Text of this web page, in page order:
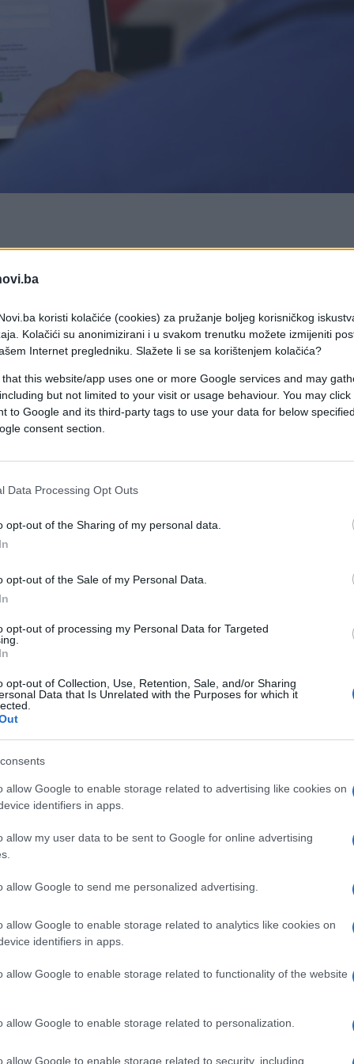
koristi kolačiće (cookies) za pružanje boljeg korisničkog
Kolačići su anonimizirani i u svakom trenutku možete izmijeniti
Internet pregledniku. Slažete li se sa korištenjem kolačića?
that this website/app uses one or more Google services and may
but not limited to your visit or usage behaviour. You may
to Google and its third-party tags to use your data for below
consent section.
Data Processing Opt Outs
opt-out of the Sharing of my personal data.
opt-out of the Sale of my Personal Data.
opt-out of processing my Personal Data for Targeted
opt-out of Collection, Use, Retention, Sale, and/or Sharing
Data that Is Unrelated with the Purposes for which it
allow Google to enable storage related to advertising like cookies on
identifiers in apps.
allow my user data to be sent to Google for online advertising
allow Google to send me personalized advertising.
allow Google to enable storage related to analytics like cookies on
identifiers in apps.
allow Google to enable storage related to functionality of the website
allow Google to enable storage related to personalization.
allow Google to enable storage related to security, including
srijedu, Facebook je u četvrtom lanjskom tromjesečju
više nego u istom razdoblju godinu dana prije, a
ovu srijedu, Facebook je u četvrtom lanjskom
dolara, 47 posto više nego u istom
svjetske društvene mreže.
posto, na 12,78 milijardi dolara, pri čemu
89 posto ukupnih prihoda od oglašavanja,
Hina.
firmi širom svijeta održava službenu Facebook
prihodi od oglašavanja dosegnuti 53,8
prodavač oglasa u svijetu nakon Googlea.
su 47 posto, na 40,65 milijardi dolara, pri čemu
16 milijardi.
godine.
oglasa na Facebooku plaćenih iz Rusije
u SAD-u prije više od godinu dana nije
nove djelatnike koji će se boriti protiv lažnih
sigurnost te društvene mreže.
kvartalu troškovi tvrtke porasli za 34 posto
Feedu dovele do smanjenja vremena
50 milijuna sati dnevno u odnosu na
među analitičarima.
ozbiljnu debatu o korisnosti stranica
na mreži ima "više smisla".